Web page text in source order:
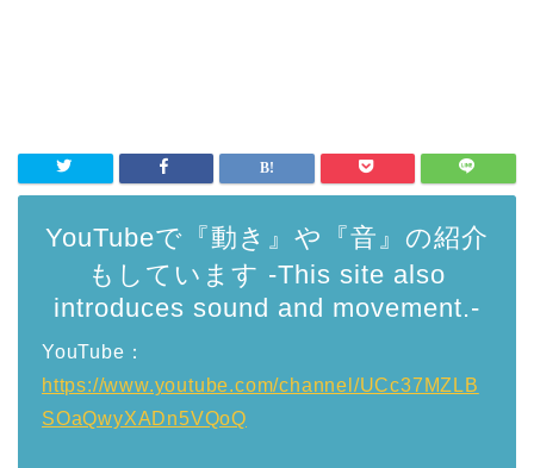
YouTubeで『動き』や『音』の紹介
もしています -This site also
introduces sound and movement.-
YouTube：
https://www.youtube.com/channel/UCc37MZLB
SOaQwyXADn5VQoQ